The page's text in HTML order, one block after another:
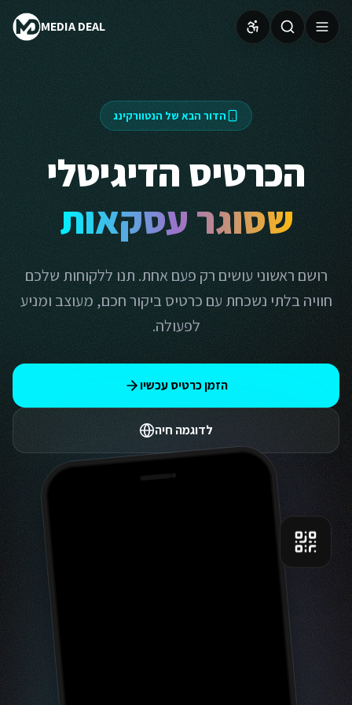
MEDIA DEAL
הדור הבא של הנטוורקינג
הכרטיס הדיגיטלי
שסוגר עסקאות
רושם ראשוני עושים רק פעם אחת. תנו ללקוחות שלכם
חוויה בלתי נשכחת עם כרטיס ביקור חכם, מעוצב ומניע
לפעולה.
הזמן כרטיס עכשיו
לדוגמה חיה